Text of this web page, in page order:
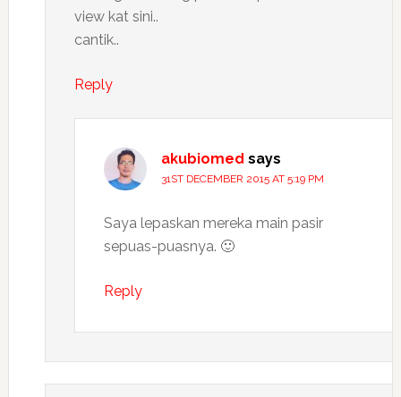
view kat sini..
cantik..
Reply
akubiomed says
31ST DECEMBER 2015 AT 5:19 PM
Saya lepaskan mereka main pasir
sepuas-puasnya. 🙂
Reply